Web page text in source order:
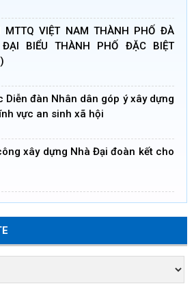
VIỆT NAM THÀNH PHỐ ĐÀ
BIỂU THÀNH PHỐ ĐẶC BIỆT
Diễn đàn Nhân dân góp ý xây dựng
vực an sinh xã hội
xây dựng Nhà Đại đoàn kết cho